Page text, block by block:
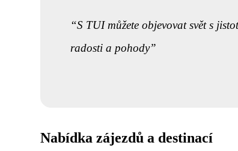
S TUI můžete objevovat svět s
radosti a pohody
Nabídka zájezdů a destinací